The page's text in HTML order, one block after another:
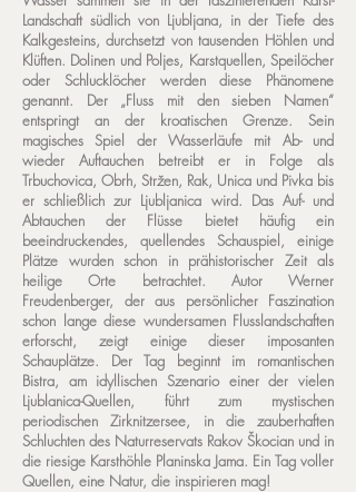
Landschaft südlich von Ljubljana, in der Tiefe des
Kalkgesteins, durchsetzt von tausenden Höhlen und
Klüften. Dolinen und Poljes, Karstquellen, Speilöcher
oder Schlucklöcher werden diese Phänomene
genannt. Der „Fluss mit den sieben Namen“
entspringt an der kroatischen Grenze. Sein
magisches Spiel der Wasserläufe mit Ab- und
wieder Auftauchen betreibt er in Folge als
Trbuchovica, Obrh, Stržen, Rak, Unica und Pivka bis
er schließlich zur Ljubljanica wird. Das Auf- und
Abtauchen der Flüsse bietet häufig ein
beeindruckendes, quellendes Schauspiel, einige
Plätze wurden schon in prähistorischer Zeit als
heilige Orte betrachtet. Autor Werner
Freudenberger, der aus persönlicher Faszination
schon lange diese wundersamen Flusslandschaften
erforscht, zeigt einige dieser imposanten
Schauplätze. Der Tag beginnt im romantischen
Bistra, am idyllischen Szenario einer der vielen
Ljublanica-Quellen, führt zum mystischen
periodischen Zirknitzersee, in die zauberhaften
Schluchten des Naturreservats Rakov Škocian und in
die riesige Karsthöhle Planinska Jama. Ein Tag voller
Quellen, eine Natur, die inspirieren mag!